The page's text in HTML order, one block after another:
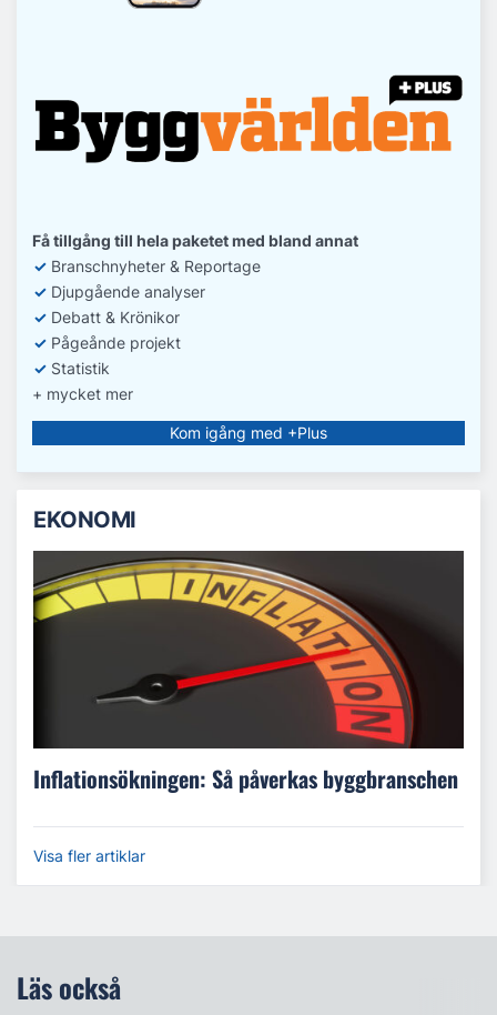
Få tillgång till hela paketet med bland annat
✓ Branschnyheter & Reportage
✓ Djupgående analyser
✓ Debatt & Krönikor
✓ Pågeånde projekt
✓ Statistik
+ mycket mer
Kom igång med +Plus
EKONOMI
Inflationsökningen: Så påverkas byggbranschen
Visa fler artiklar
Läs också